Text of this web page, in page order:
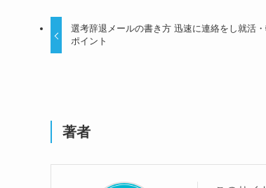
選考辞退メールの書き方 迅速に連絡をし就活
ポイント
著者